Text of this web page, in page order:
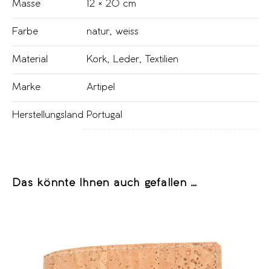
Masse 12 × 20 cm
Farbe natur weiss
Material Kork Leder Textilien
Marke Artipel
Herstellungsland Portugal
Das könnte Ihnen auch gefallen …